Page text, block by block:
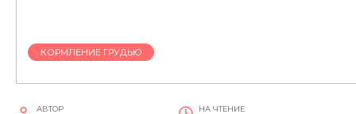
КОРМЛЕНИЕ ГРУДЬЮ
АВТОР НА ЧТЕНИЕ